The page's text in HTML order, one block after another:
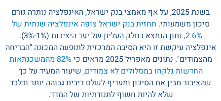
בשנת 2025, על אף מאמצי בנק ישראל, האינפלציה נותרה גורם
סיכון משמעותי. תחזית בנק ישראל צופה אינפלציה שנתית של
2.6%
, נתון הנמצא בחלק העליון של יעד היציבות (1%-3%).
אינפלציה עיקשת זו היא הסיבה המרכזית לתופעה המכונה "הבריחה
מהצמודים". נתונים מאפריל 2025 מראים כי
82% מהמשכנתאות
החדשות נלקחו במסלולים לא צמודים, שיעור המעיד על כך
שהציבור מבין את הסיכון ומעדיף לשלם ריבית גבוהה יותר ובלבד
שלא להיות חשוף לתנודתיות של המדד.